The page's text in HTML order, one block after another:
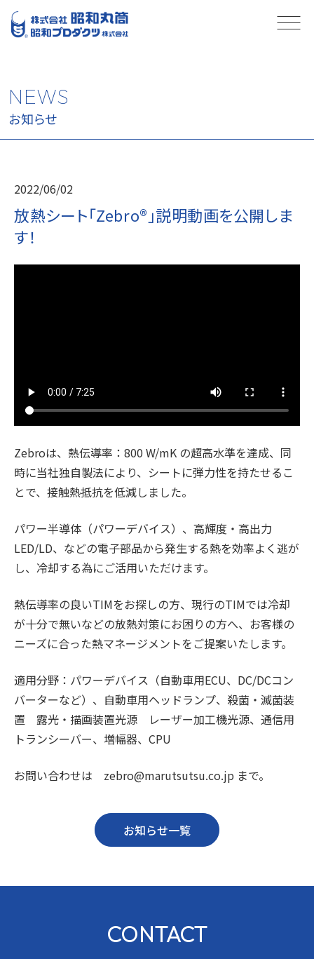
NEWS
お知らせ
2022/06/02
放熱シート「Zebro®」説明動画を公開しま
す！
Zebroは、熱伝導率：800 W/mK の超高水準を達成、同
時に当社独自製法により、シートに弾力性を持たせるこ
とで、接触熱抵抗を低減しました。
パワー半導体（パワーデバイス）、高輝度・高出力
LED/LD、などの電子部品から発生する熱を効率よく逃が
し、冷却する為にご活用いただけます。
熱伝導率の良いTIMをお探しの方、現行のTIMでは冷却
が十分で無いなどの放熱対策にお困りの方へ、お客様の
ニーズに合った熱マネージメントをご提案いたします。
適用分野：パワーデバイス（自動車用ECU、DC/DCコン
バーターなど）、自動車用ヘッドランプ、殺菌・滅菌装
置 露光・描画装置光源 レーザー加工機光源、通信用
トランシーバー、増幅器、CPU
お問い合わせは zebro@marutsutsu.co.jp まで。
お知らせ一覧
CONTACT